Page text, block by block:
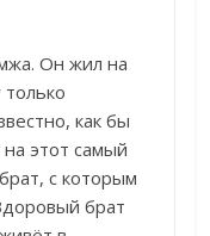
Он жил на
как бы
этот самый
с которым
брат